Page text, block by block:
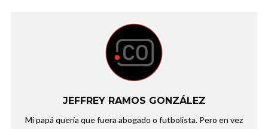
JEFFREY RAMOS GONZÁLEZ
Mi papá quería que fuera abogado o futbolista. Pero en vez